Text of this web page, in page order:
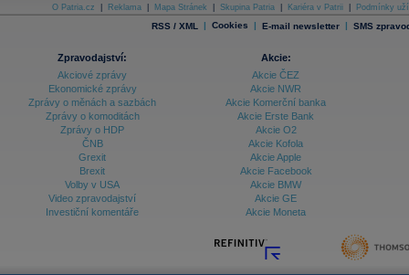
O Patria.cz Reklama Mapa Stránek Skupina Patria Kariéra v Patrii Podmínky
RSS / XML | Cookies | E-mail newsletter | SMS
Zpravodajství:
Akciové zprávy
Ekonomické zprávy
Zprávy o měnách a sazbách
Zprávy o komoditách
Zprávy o HDP
ČNB
Grexit
Brexit
Volby v USA
Video zpravodajství
Investiční komentáře
Akcie:
Akcie ČEZ
Akcie NWR
Akcie Komerční banka
Akcie Erste Bank
Akcie O2
Akcie Kofola
Akcie Apple
Akcie Facebook
Akcie BMW
Akcie GE
Akcie Moneta